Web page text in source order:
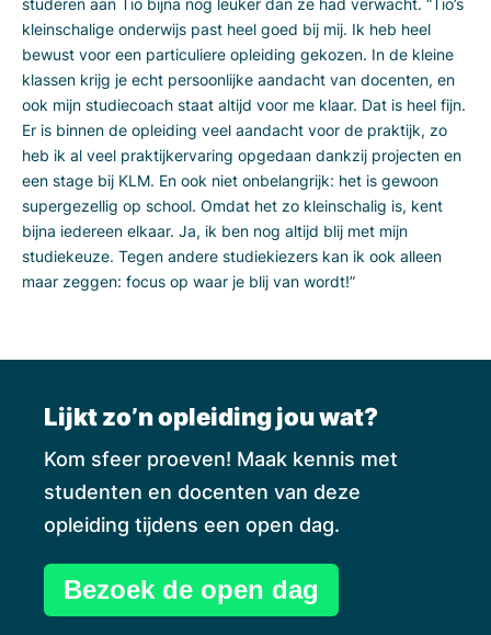
kleinschalige onderwijs past heel goed bij mij. Ik heb heel
bewust voor een particuliere opleiding gekozen. In de kleine
klassen krijg je echt persoonlijke aandacht van docenten, en
ook mijn studiecoach staat altijd voor me klaar. Dat is heel fijn.
Er is binnen de opleiding veel aandacht voor de praktijk, zo
heb ik al veel praktijkervaring opgedaan dankzij projecten en
een stage bij KLM. En ook niet onbelangrijk: het is gewoon
supergezellig op school. Omdat het zo kleinschalig is, kent
bijna iedereen elkaar. Ja, ik ben nog altijd blij met mijn
studiekeuze. Tegen andere studiekiezers kan ik ook alleen
maar zeggen: focus op waar je blij van wordt!”
Lijkt zo’n opleiding jou wat?
Kom sfeer proeven! Maak kennis met
studenten en docenten van deze
opleiding tijdens een open dag.
Bezoek de open dag